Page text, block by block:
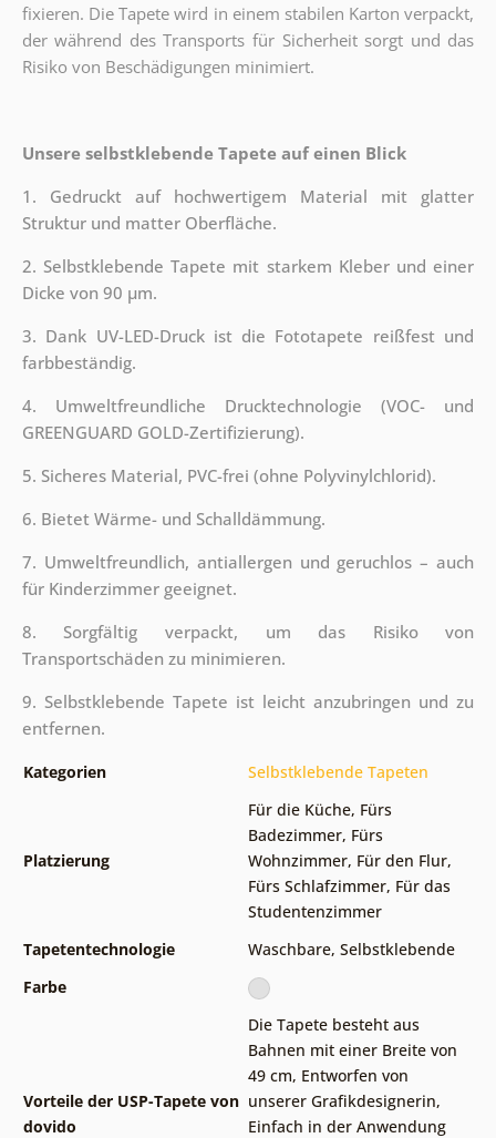
fixieren. Die Tapete wird in einem stabilen Karton verpackt,
der während des Transports für Sicherheit sorgt und das
Risiko von Beschädigungen minimiert.
Unsere selbstklebende Tapete auf einen Blick
1. Gedruckt auf hochwertigem Material mit glatter
Struktur und matter Oberfläche.
2. Selbstklebende Tapete mit starkem Kleber und einer
Dicke von 90 µm.
3. Dank UV-LED-Druck ist die Fototapete reißfest und
farbbeständig.
4. Umweltfreundliche Drucktechnologie (VOC- und
GREENGUARD GOLD-Zertifizierung).
5. Sicheres Material, PVC-frei (ohne Polyvinylchlorid).
6. Bietet Wärme- und Schalldämmung.
7. Umweltfreundlich, antiallergen und geruchlos – auch
für Kinderzimmer geeignet.
8. Sorgfältig verpackt, um das Risiko von
Transportschäden zu minimieren.
9. Selbstklebende Tapete ist leicht anzubringen und zu
entfernen.
Kategorien Selbstklebende Tapeten
Platzierung
Für die Küche, Fürs
Badezimmer, Fürs
Wohnzimmer, Für den Flur,
Fürs Schlafzimmer, Für das
Studentenzimmer
Tapetentechnologie
Waschbare, Selbstklebende
Farbe
Vorteile der USP-Tapete von
dovido
Die Tapete besteht aus
Bahnen mit einer Breite von
49 cm, Entworfen von
unserer Grafikdesignerin,
Einfach in der Anwendung